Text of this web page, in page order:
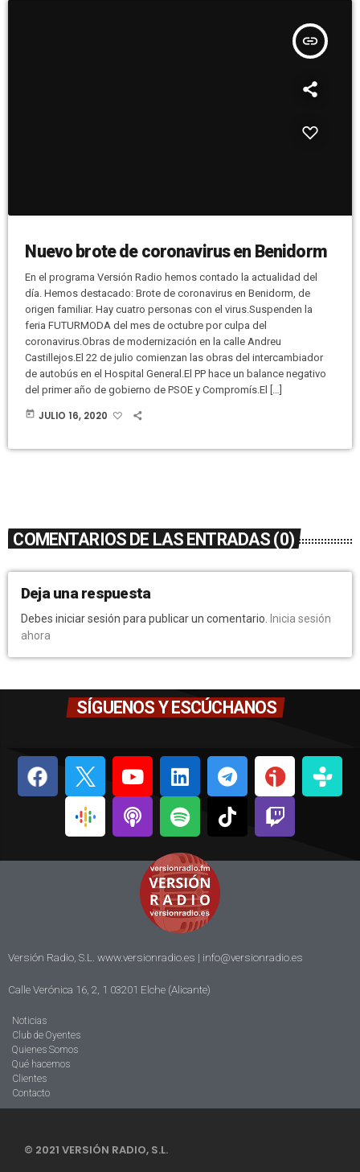
insert_link
Nuevo brote de coronavirus en Benidorm
En el programa Versión Radio hemos contado la actualidad del
día. Hemos destacado: Brote de coronavirus en Benidorm, de
origen familiar. Hay cuatro personas con el virus.Suspenden la
feria FUTURMODA del mes de octubre por culpa del
coronavirus.Obras de modernización en la calle Andreu
Castillejos.El 22 de julio comienzan las obras del intercambiador
de autobús en el Hospital General.El PP hace un balance negativo
del primer año de gobierno de PSOE y Compromís.El […]
today JULIO 16, 2020
COMENTARIOS DE LAS ENTRADAS (0)
Deja una respuesta
Debes iniciar sesión para publicar un comentario.
Inicia sesión
ahora
SÍGUENOS Y ESCÚCHANOS
Versión Radio, S.L. www.versionradio.es | info@versionradio.es
Calle Verónica 16, 2, 1 03201 Elche (Alicante)
Noticias
Club de Oyentes
Quienes Somos
Qué hacemos
Clientes
Contacto
© 2021 VERSIÓN RADIO, S.L.